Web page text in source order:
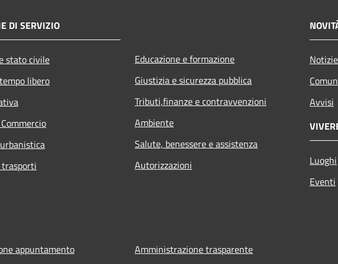
DI SERVIZIO
stato civile
libero
Educazione e formazione
Giustizia e sicurezza pubblica
Tributi,finanze e contravvenzioni
Ambiente
Salute, benessere e assistenza
Autorizzazioni
Notizie
Avvisi
Luoghi
Eventi
appuntamento
Amministrazione trasparente